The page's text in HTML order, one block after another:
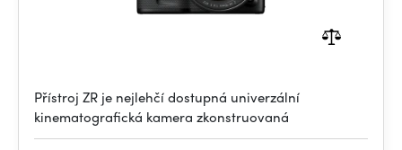
Přístroj ZR je nejlehčí dostupná univerzální
kinematografická kamera zkonstruovaná